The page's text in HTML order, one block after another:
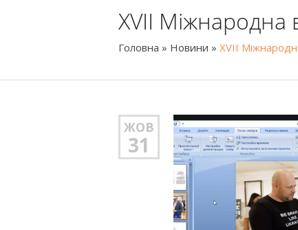
XVII Міжнародна
Головна » Новини » XVII
ЖОВ
31